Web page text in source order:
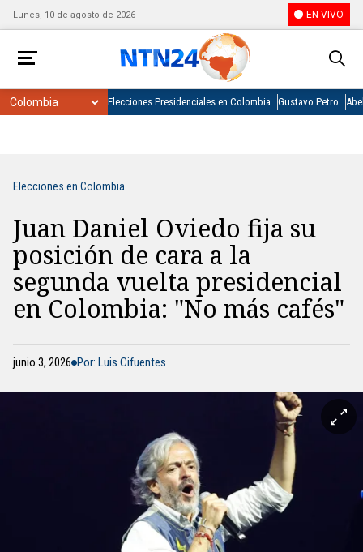
Lunes, 10 de agosto de 2026 EN VIVO
Elecciones Presidenciales en Colombia Gustavo Petro
Elecciones en Colombia
Juan Daniel Oviedo fija su
posición de cara a la
segunda vuelta presidencial
en Colombia: "No más cafés"
junio 3, 2026 Por: Luis Cifuentes